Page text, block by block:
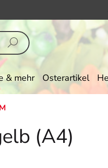
& mehr Osterartikel
(A4)